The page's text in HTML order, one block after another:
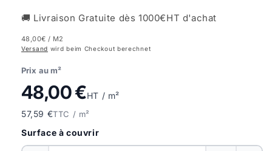
🚚 Livraison Gratuite dès 1000€HT d'achat
48,00€ / M2
Versand wird beim Checkout berechnet
Prix au m²
48,00 €HT / m²
57,59 €TTC / m²
Surface à couvrir